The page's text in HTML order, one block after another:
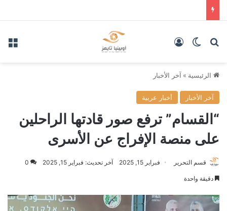
بحث عنالوضع المظلم
الرئيسية » آخر الأخبار
آخر الأخبار أخبار عربية
“القسام” ترفع صور قادتها الراحلين
على منصة الإفراج عن الأسرى
قسم التحرير فبراير 15, 2025 آخر تحديث: فبراير 15, 2025 0
دقيقة واحدة